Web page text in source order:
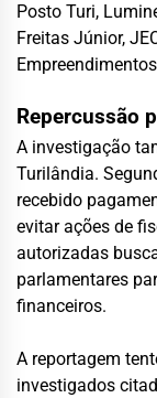
Posto Turi,
Freitas Júnior,
Repercussão
A investigação
Turilândia.
recebido
evitar ações de
autorizadas
parlamentares
financeiros.
A reportagem
investigados